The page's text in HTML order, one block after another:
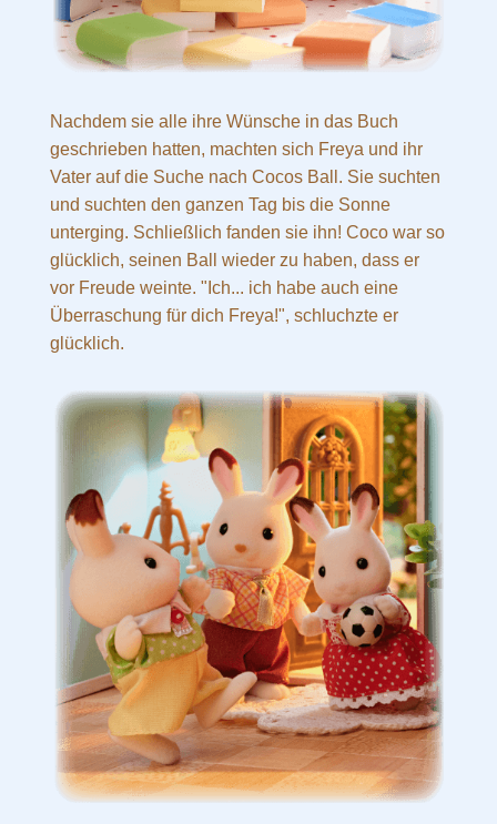
Nachdem sie alle ihre Wünsche in das Buch
geschrieben hatten, machten sich Freya und ihr
Vater auf die Suche nach Cocos Ball. Sie suchten
und suchten den ganzen Tag bis die Sonne
unterging. Schließlich fanden sie ihn! Coco war so
glücklich, seinen Ball wieder zu haben, dass er
vor Freude weinte. "Ich... ich habe auch eine
Überraschung für dich Freya!", schluchzte er
glücklich.